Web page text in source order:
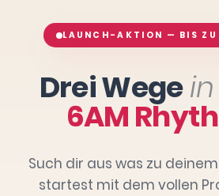
LAUNCH-AKTION — BIS ZU
Drei Wege
6AM
Such dir aus was zu
startest mit dem vollen